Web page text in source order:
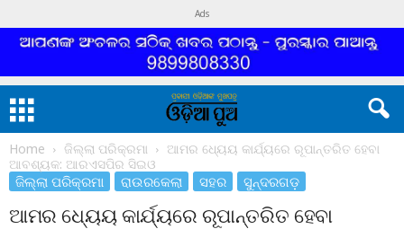
Ads
Home ଜିଲ୍ଲା ପରିକ୍ରମା
ଆମର ଧ୍ୟେୟ କାର୍ଯ୍ୟରେ ରୂପାନ୍ତରିତ ହେବା
ଆବଶ୍ୟକ: ଆରଏସପିର ସିଇଓ
ଜିଲ୍ଲା ପରିକ୍ରମା ରାଉରକେଲା ସହର ସୁନ୍ଦରଗଡ଼
ଆମର ଧ୍ୟେୟ କାର୍ଯ୍ୟରେ ରୂପାନ୍ତରିତ ହେବା